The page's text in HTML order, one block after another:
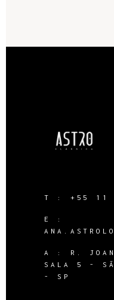
T : +55 11
E :
A :
R.
SALA 5 -
- SP